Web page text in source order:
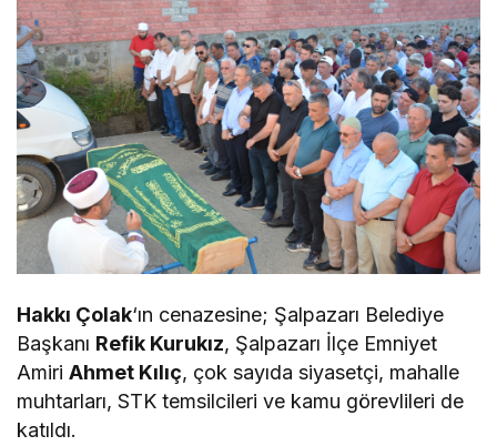
Hakkı Çolak‘ın cenazesine; Şalpazarı Belediye
Başkanı Refik Kurukız, Şalpazarı İlçe Emniyet
AmiriAhmet Kılıç, çok sayıda siyasetçi, mahalle
muhtarları, STK temsilcileri ve kamu görevlileri de
katıldı.